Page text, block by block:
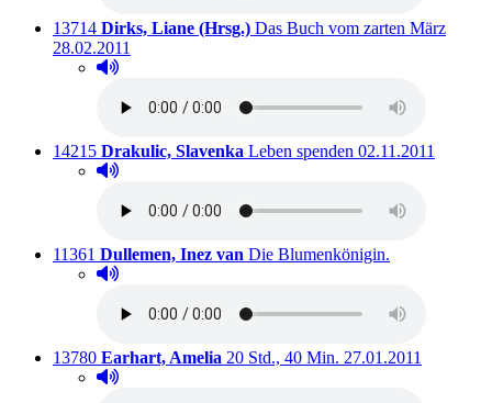
Titelnummer:
13714 von
Dirks, Liane (Hrsg.): Das Buch vom zarten März
28.02.2011
Hörprobe abspielen
Hörprobe von Das Buch vom zarten März
Titelnummer:
14215 von
Drakulic, Slavenka Leben spenden Ausleihbar seit
02.11.2011
Hörprobe abspielen
Hörprobe von Leben spenden
Titelnummer:
11361 von
Dullemen, Inez van Die Blumenkönigin.
Hörprobe abspielen
Hörprobe von Die Blumenkönigin.
Titelnummer:
13780 von
Earhart, Amelia 20 Std., 40 Min. Ausleihbar seit dem
27.01.2011
Hörprobe abspielen
Hörprobe von 20 Std., 40 Min.